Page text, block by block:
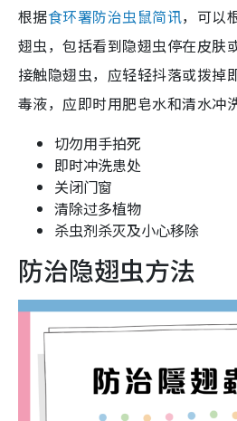
根据食环署防治虫鼠简讯，可以
翅虫，包括看到隐翅虫停在皮肤
接触隐翅虫，应轻轻抖落或拨掉
毒液，应即时用肥皂水和清水冲
切勿用手拍死
即时冲洗患处
关闭门窗
清除过多植物
杀虫剂杀灭及小心移除
防治隐翅虫方法